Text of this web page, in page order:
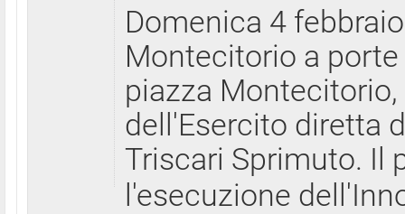
Domenica 4
Montecitorio a
piazza
dell'Esercito diretta
Triscari Sprimuto. Il
l'esecuzione